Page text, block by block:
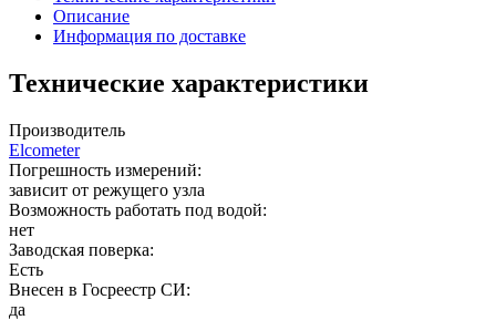
Описание
Информация по доставке
Технические характеристики
Производитель
Elcometer
Погрешность измерений:
зависит от режущего узла
Возможность работать под водой:
нет
Заводская поверка:
Есть
Внесен в Госреестр СИ:
да